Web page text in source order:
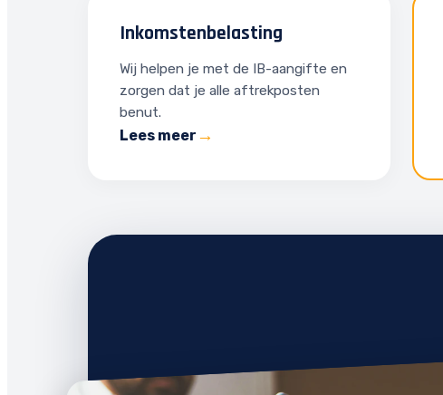
Inkomstenbelasting
Wij helpen je met de IB-aangifte en
zorgen dat je alle aftrekposten
benut.
Lees meer